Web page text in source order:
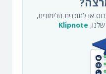
או לתוכנית הלימודים,
Klipnote